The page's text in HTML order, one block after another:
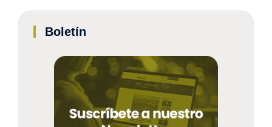
Boletín